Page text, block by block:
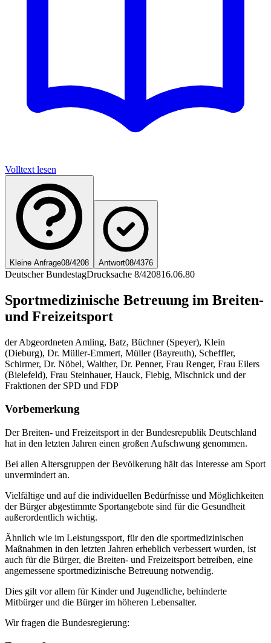
Volltext lesen
Kleine Anfrage08/4208 Antwort08/4376
Deutscher BundestagDrucksache 8/420816.06.80
Sportmedizinische Betreuung im Breiten-
und Freizeitsport
der Abgeordneten Amling, Batz, Büchner (Speyer), Klein
(Dieburg), Dr. Müller-Emmert, Müller (Bayreuth), Scheffler,
Schirmer, Dr. Nöbel, Walther, Dr. Penner, Frau Renger, Frau Eilers
(Bielefeld), Frau Steinhauer, Hauck, Fiebig, Mischnick und der
Fraktionen der SPD und FDP
Vorbemerkung
Der Breiten- und Freizeitsport in der Bundesrepublik Deutschland
hat in den letzten Jahren einen großen Aufschwung genommen.
Bei allen Altersgruppen der Bevölkerung hält das Interesse am Sport
unvermindert an.
Vielfältige und auf die individuellen Bedürfnisse und Möglichkeiten
der Bürger abgestimmte Sportangebote sind für die Gesundheit
außerordentlich wichtig.
Ähnlich wie im Leistungssport, für den die sportmedizinischen
Maßnahmen in den letzten Jahren erheblich verbessert wurden, ist
auch für die Bürger, die Breiten- und Freizeitsport betreiben, eine
angemessene sportmedizinische Betreuung notwendig.
Dies gilt vor allem für Kinder und Jugendliche, behinderte
Mitbürger und die Bürger im höheren Lebensalter.
Wir fragen die Bundesregierung: